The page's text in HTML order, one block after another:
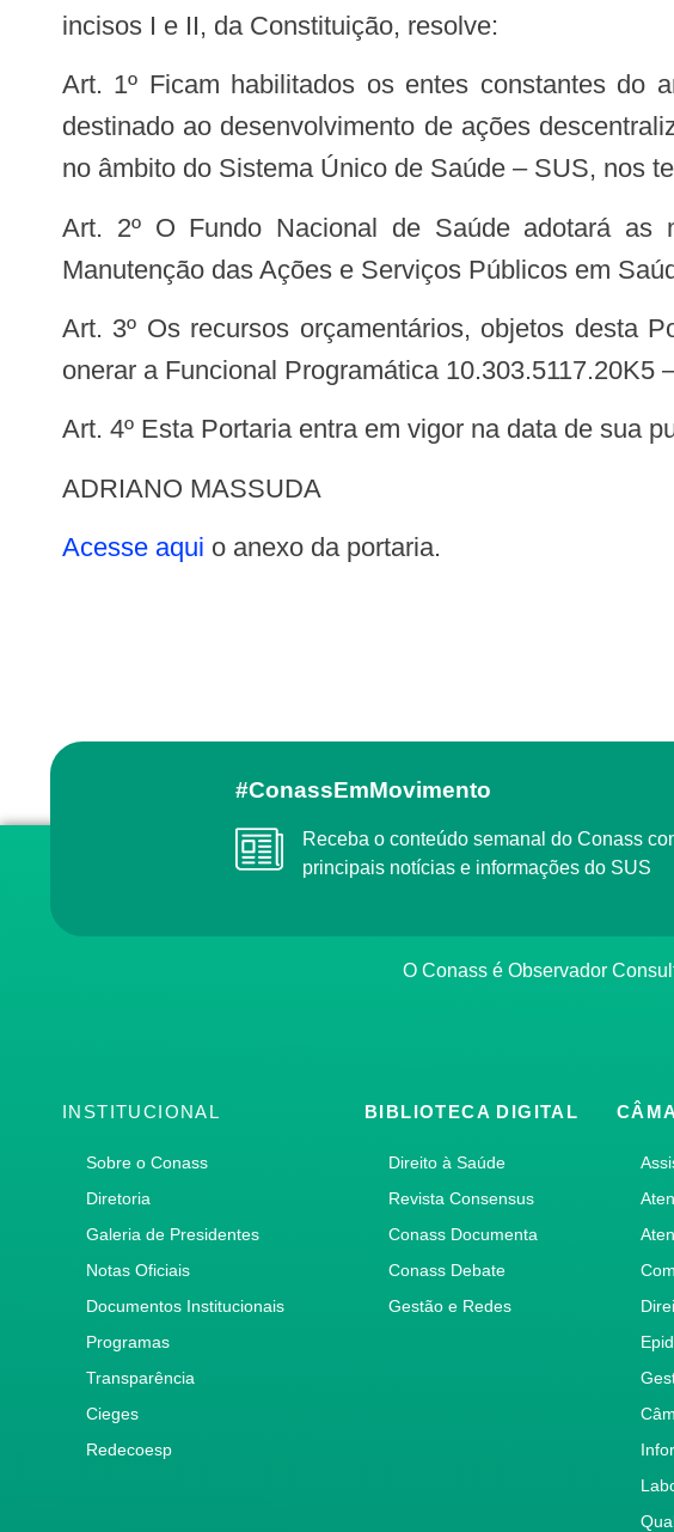
incisos I e II, da Constituição, resolve:
Art. 1º Ficam habilitados os entes constantes do anexo desta Portaria a receber recursos referentes ao incentivo financeiro
destinado ao desenvolvimento de ações
no âmbito do Sistema Único de Saúde – SUS, nos
Art. 2º O Fundo Nacional de Saúde adotará as medidas necessárias à transferência do recurso financeiro do Bloco de
Manutenção das Ações e Serviços Públicos em
Art. 3º Os recursos orçamentários, objetos desta Portaria, correrão por conta do orçamento do Ministério da Saúde, devendo
onerar a Funcional Programática
Art. 4º Esta Portaria entra em vigor na data de sua
ADRIANO MASSUDA
Acesse aqui o anexo da portaria.
#ConassEmMovimento
Receba o conteúdo semanal do Conass com as
principais notícias e informações do SUS
O Conass é Observador
INSTITUCIONAL
Sobre o Conass
Diretoria
Galeria de Presidentes
Notas Oficiais
Documentos Institucionais
Programas
Transparência
Cieges
Redecoesp
BIBLIOTECA DIGITAL
Direito à Saúde
Revista Consensus
Conass Documenta
Conass Debate
Gestão e Redes